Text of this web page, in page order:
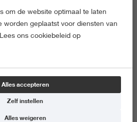
zijn de routes uit
woord
om de website optimaal te laten
worden geplaatst voor diensten van
ons cookiebeleid op
Alles accepteren
Zelf instellen
Alles weigeren